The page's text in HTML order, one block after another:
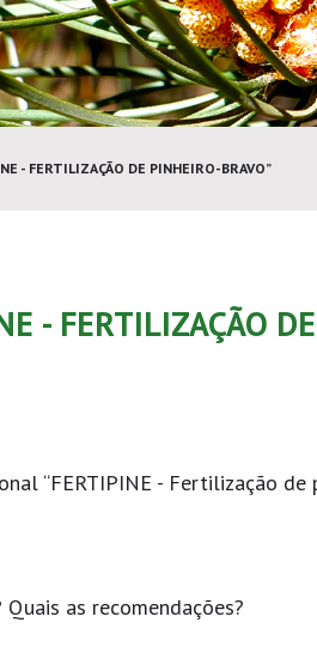
- FERTILIZAÇÃO DE PINHEIRO-BRAVO”
- FERTILIZAÇÃO
“FERTIPINE - Fertilização de
as recomendações?